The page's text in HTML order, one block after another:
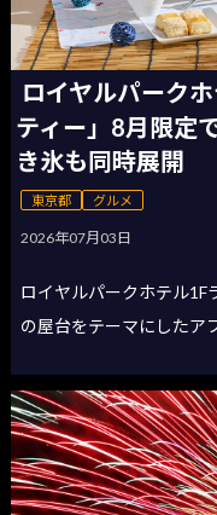
ロイヤルパーク
ティー」8月限定
き氷も同時展開
東京都 グルメ
2026年07月03日
ロイヤルパークホテル1F
の屋台をテーマにしたア